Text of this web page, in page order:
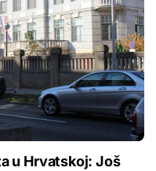
u Hrvatskoj: Još